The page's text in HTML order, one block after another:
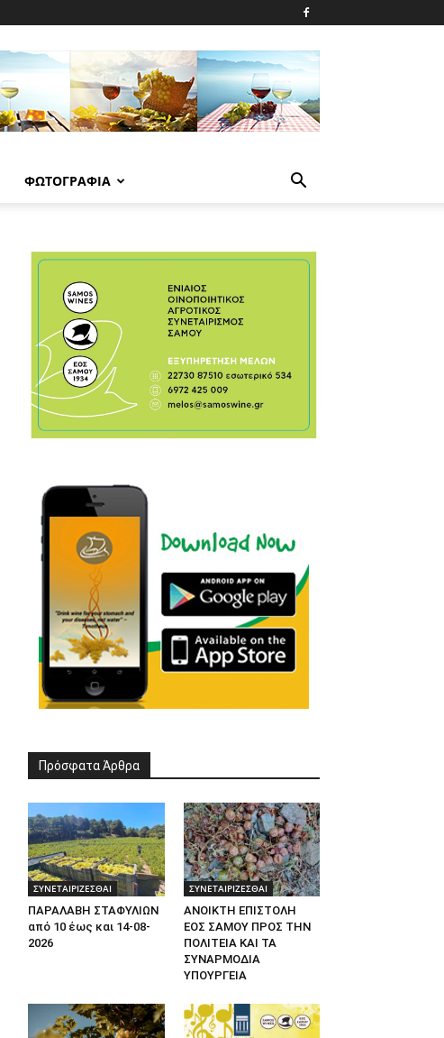
ΦΩΤΟΓΡΑΦΙΑ
Πρόσφατα Άρθρα
ΣΥΝΕΤΑΙΡΙΖΕΣΘΑΙ
ΠΑΡΑΛΑΒΗ ΣΤΑΦΥΛΙΩΝ
από 10 έως και 14-08-
2026
ΣΥΝΕΤΑΙΡΙΖΕΣΘΑΙ
ΑΝΟΙΚΤΗ ΕΠΙΣΤΟΛΗ
ΕΟΣ ΣΑΜΟΥ ΠΡΟΣ ΤΗΝ
ΠΟΛΙΤΕΙΑ ΚΑΙ ΤΑ
ΣΥΝΑΡΜΟΔΙΑ
ΥΠΟΥΡΓΕΙΑ